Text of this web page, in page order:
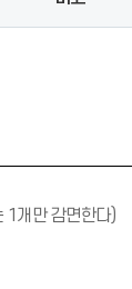
1개만 감면한다)알